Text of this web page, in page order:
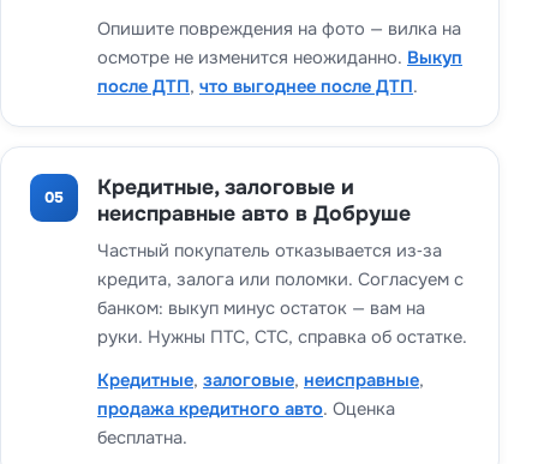
Опишите повреждения на фото — вилка на
осмотре не изменится неожиданно. Выкуп
после ДТП, что выгоднее после ДТП.
05
Кредитные, залоговые и
неисправные авто в Добруше
Частный покупатель отказывается из‑за
кредита, залога или поломки. Согласуем с
банком: выкуп минус остаток — вам на
руки. Нужны ПТС, СТС, справка об остатке.
Кредитные, залоговые, неисправные,
продажа кредитного авто. Оценка
бесплатна.